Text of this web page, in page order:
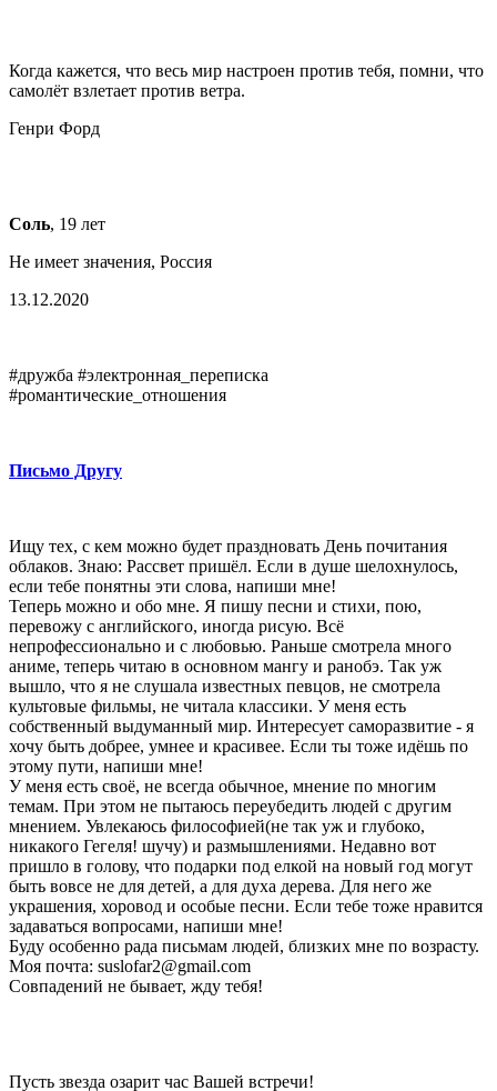
Когда кажется, что весь мир настроен против тебя, помни, что
самолёт взлетает против ветра.
Генри Форд
Соль, 19 лет
Не имеет значения, Россия
13.12.2020
#дружба #электронная_переписка
#романтические_отношения
Письмо Другу
Ищу тех, с кем можно будет праздновать День почитания
облаков. Знаю: Рассвет пришёл. Если в душе шелохнулось,
если тебе понятны эти слова, напиши мне!
Теперь можно и обо мне. Я пишу песни и стихи, пою,
перевожу с английского, иногда рисую. Всё
непрофессионально и с любовью. Раньше смотрела много
аниме, теперь читаю в основном мангу и ранобэ. Так уж
вышло, что я не слушала известных певцов, не смотрела
культовые фильмы, не читала классики. У меня есть
собственный выдуманный мир. Интересует саморазвитие - я
хочу быть добрее, умнее и красивее. Если ты тоже идёшь по
этому пути, напиши мне!
У меня есть своё, не всегда обычное, мнение по многим
темам. При этом не пытаюсь переубедить людей с другим
мнением. Увлекаюсь философией(не так уж и глубоко,
никакого Гегеля! шучу) и размышлениями. Недавно вот
пришло в голову, что подарки под елкой на новый год могут
быть вовсе не для детей, а для духа дерева. Для него же
украшения, хоровод и особые песни. Если тебе тоже нравится
задаваться вопросами, напиши мне!
Буду особенно рада письмам людей, близких мне по возрасту.
Моя почта: suslofar2@gmail.com
Совпадений не бывает, жду тебя!
Пусть звезда озарит час Вашей встречи!